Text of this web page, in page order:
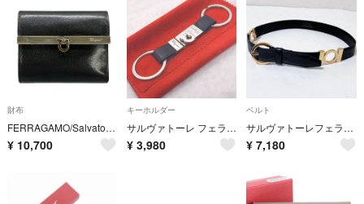
財布
FERRAGAMO/SalvatoreFerragamo(サルバトーレフェラガモ) 3つ折り財布 ガンチーニ 黒 レザー
¥ 10,700
キーホルダー
サルヴァトーレ フェラガモ キーホルダー キーリング Wリング ガンチーニ レザー シルバー ブラック
¥ 3,980
ベルト
サルヴァトーレフェラガモ ベルト ブラック ゴールド ガンチーニ ロゴ
¥ 7,180